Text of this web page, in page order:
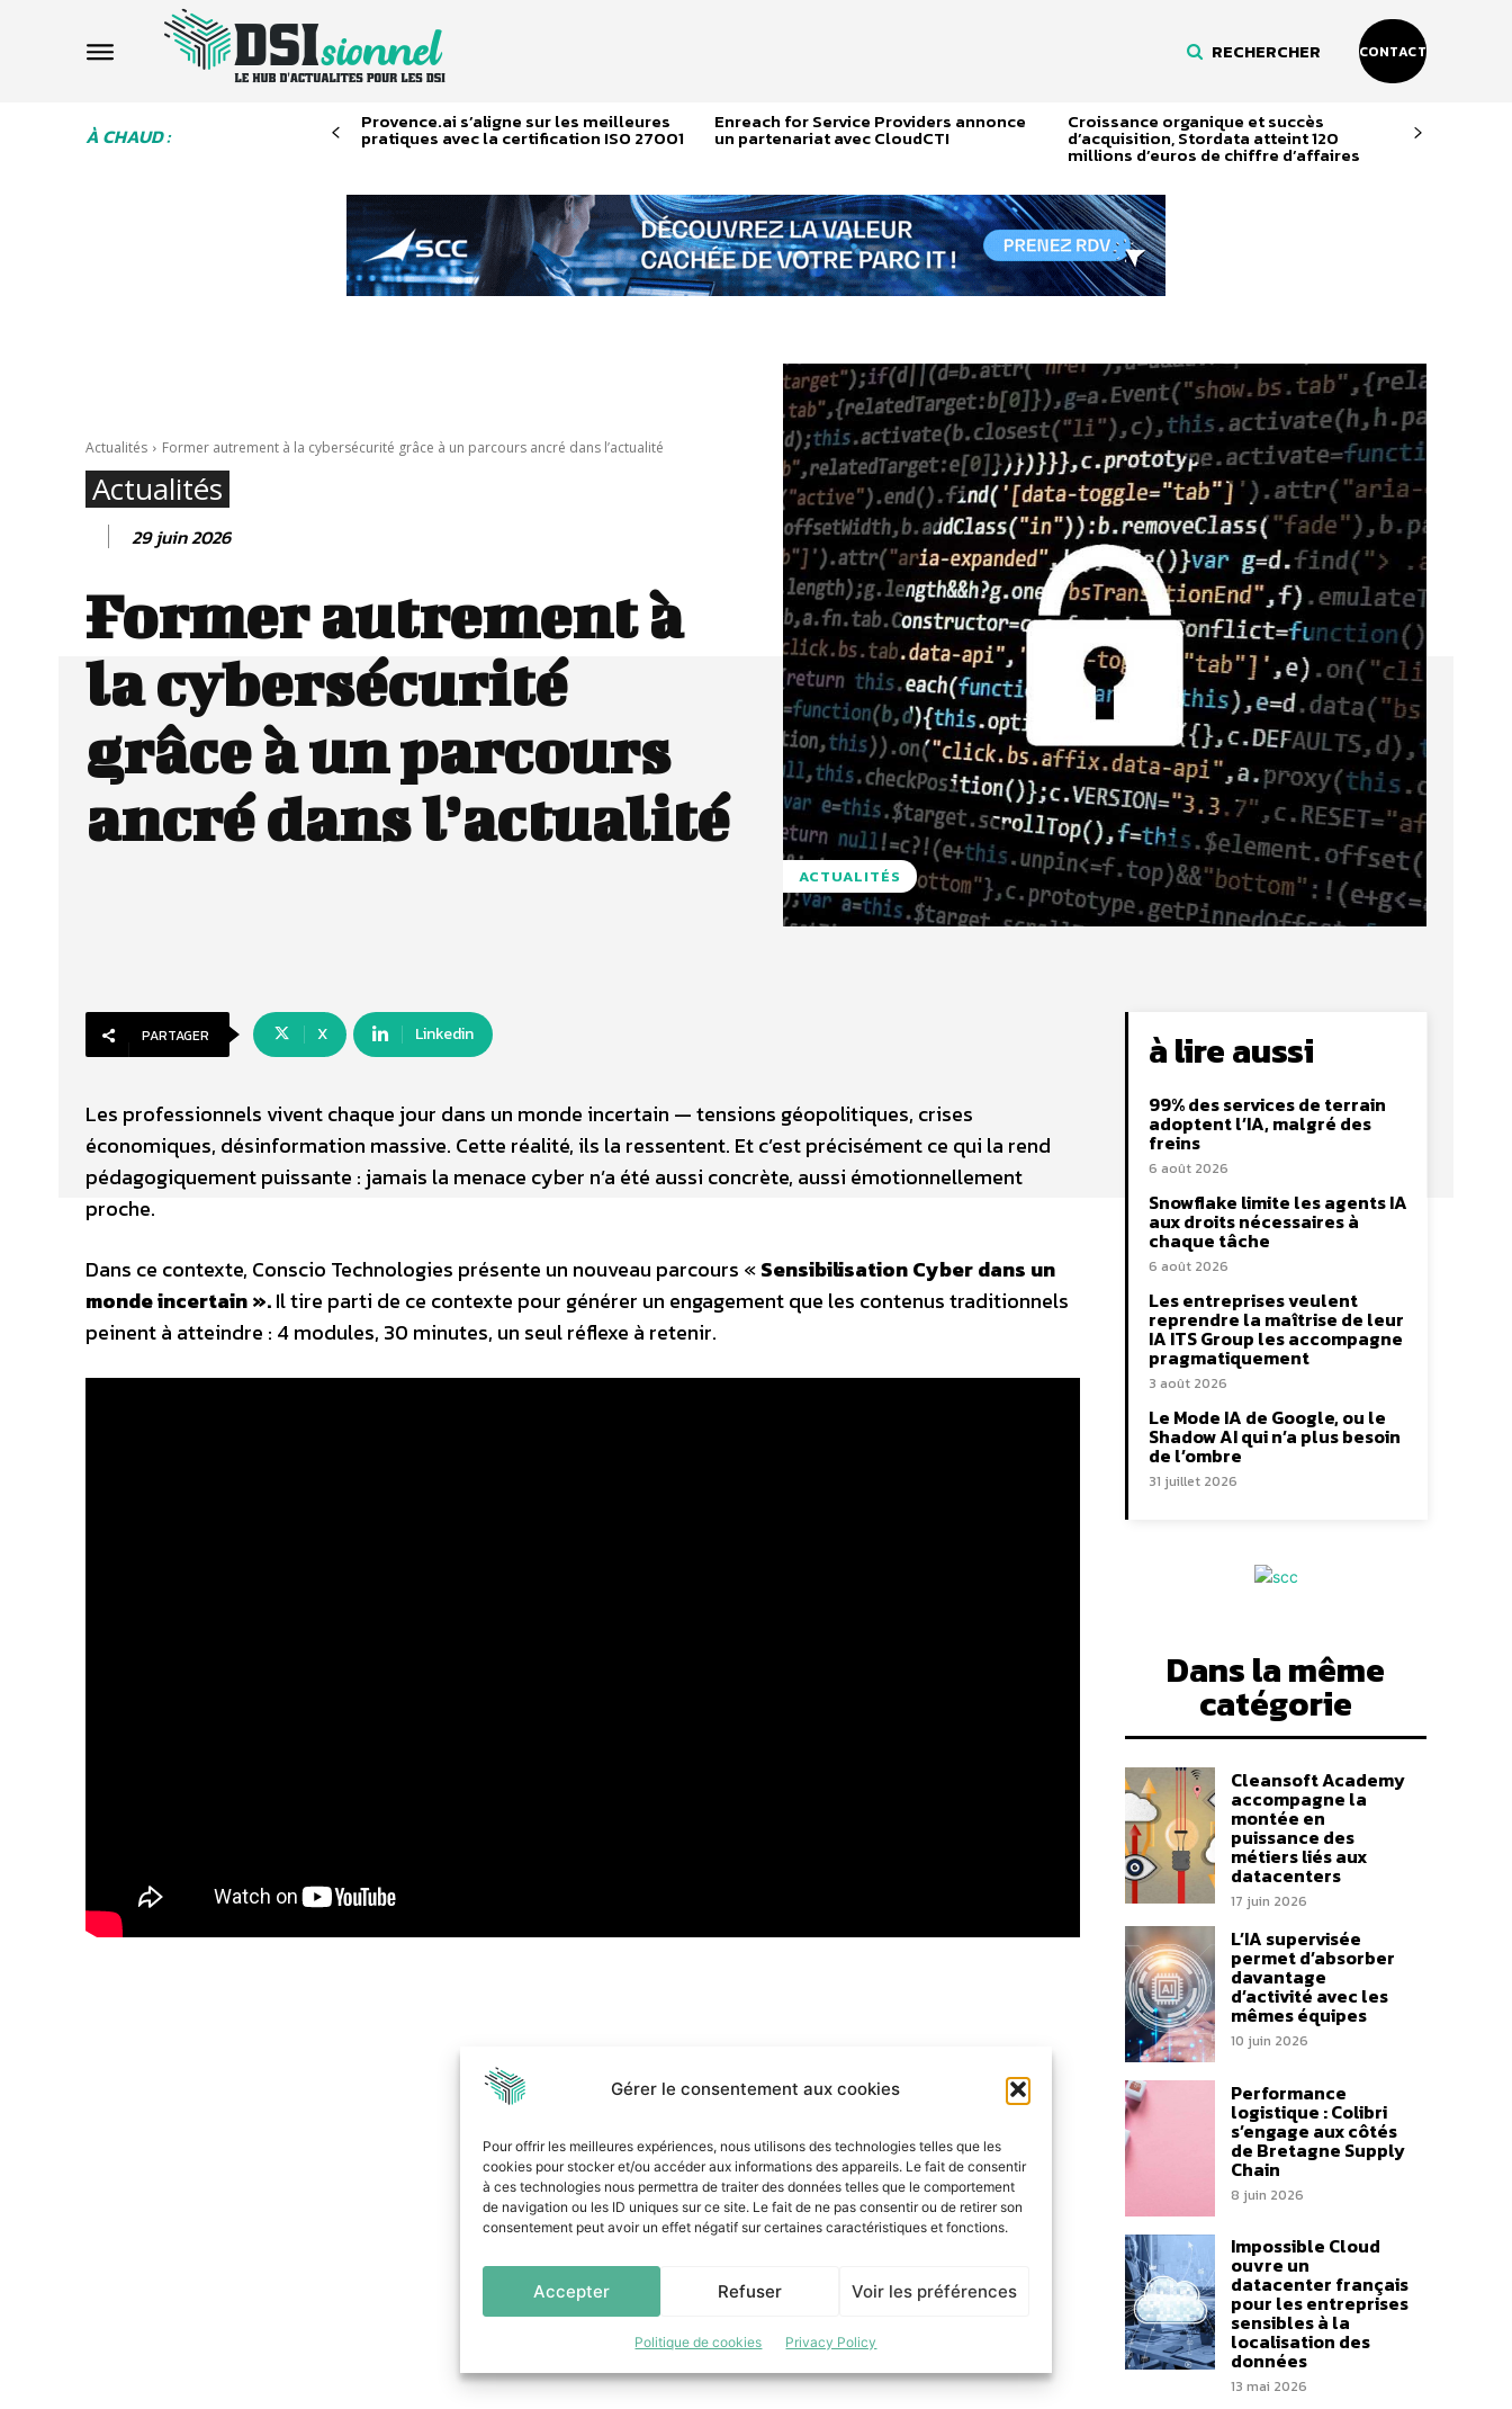
Gérer le consentement aux cookies
Pour offrir les meilleures expériences, nous utilisons des technologies telles que les
cookies pour stocker et/ou accéder aux informations des appareils. Le fait de consentir
à ces technologies nous permettra de traiter des données telles que le comportement
de navigation ou les ID uniques sur ce site. Le fait de ne pas consentir ou de retirer son
consentement peut avoir un effet négatif sur certaines caractéristiques et fonctions.
Accepter Refuser Voir les préférences
Politique de cookies Privacy Policy
RECHERCHER CONTACT
À CHAUD :
Provence.ai s’aligne sur les meilleures
pratiques avec la certification ISO 27001
Enreach for Service Providers annonce
un partenariat avec CloudCTI
Croissance organique et succès
d’acquisition, Stordata atteint 120
millions d’euros de chiffre d’affaires
Actualités Former autrement à la cybersécurité grâce à un parcours ancré dans l’actualité
Actualités
29 juin 2026
Former autrement à
la cybersécurité
grâce à un parcours
ancré dans l’actualité
ACTUALITÉS
PARTAGER X Linkedin
Les professionnels vivent chaque jour dans un monde incertain — tensions géopolitiques, crises
économiques, désinformation massive. Cette réalité, ils la ressentent. Et c’est précisément ce qui la rend
pédagogiquement puissante : jamais la menace cyber n’a été aussi concrète, aussi émotionnellement
proche.
Dans ce contexte, Conscio Technologies présente un nouveau parcours «Sensibilisation Cyber dans un
monde incertain ».Il tire parti de ce contexte pour générer un engagement que les contenus traditionnels
peinent à atteindre : 4 modules, 30 minutes, un seul réflexe à retenir.
à lire aussi
99% des services de terrain
adoptent l’IA, malgré des
freins
6 août 2026
Snowflake limite les agents IA
aux droits nécessaires à
chaque tâche
6 août 2026
Les entreprises veulent
reprendre la maîtrise de leur
IA ITS Group les accompagne
pragmatiquement
3 août 2026
Le Mode IA de Google, ou le
Shadow AI qui n’a plus besoin
de l’ombre
31 juillet 2026
Dans la même
catégorie
Cleansoft Academy
accompagne la
montée en
puissance des
métiers liés aux
datacenters
17 juin 2026
L’IA supervisée
permet d’absorber
davantage
d’activité avec les
mêmes équipes
10 juin 2026
Performance
logistique : Colibri
s’engage aux côtés
de Bretagne Supply
Chain
8 juin 2026
Impossible Cloud
ouvre un
datacenter français
pour les entreprises
sensibles à la
localisation des
données
13 mai 2026